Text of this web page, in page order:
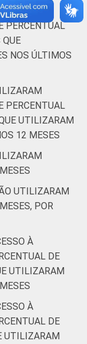
de
organizações
TIC
2016
PERCENTUAL
NOS ÚLTIMOS
PERCENTUAL
UTILIZARAM
12 MESES
UTILIZARAM
POR
À
DE
UTILIZARAM
À
DE
UTILIZARAM